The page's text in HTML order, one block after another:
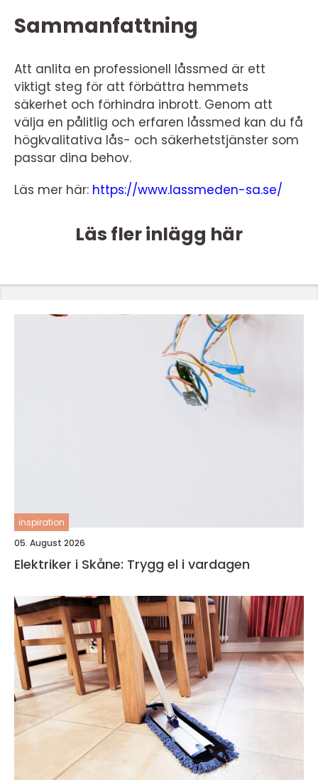
Sammanfattning
Att anlita en professionell låssmed är ett
viktigt steg för att förbättra hemmets
säkerhet och förhindra inbrott. Genom att
välja en pålitlig och erfaren låssmed kan du få
högkvalitativa lås- och säkerhetstjänster som
passar dina behov.
Läs mer här: https://www.lassmeden-sa.se/
Läs fler inlägg här
inspiration
05. August 2026
Elektriker i Skåne: Trygg el i vardagen